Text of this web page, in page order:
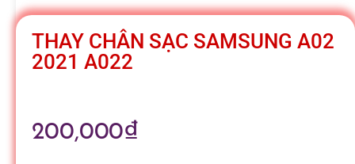
b
i
l
THAY CHÂN SẠC SAMSUNG A02
2021 A022
200,000₫